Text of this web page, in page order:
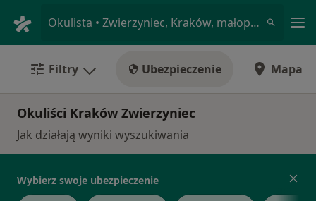
Okulista • Zwierzyniec, Kraków, małopolskie
Filtry Ubezpieczenie Mapa
Okuliści Kraków Zwierzyniec
Jak działają wyniki wyszukiwania
Wybierz swoje ubezpieczenie